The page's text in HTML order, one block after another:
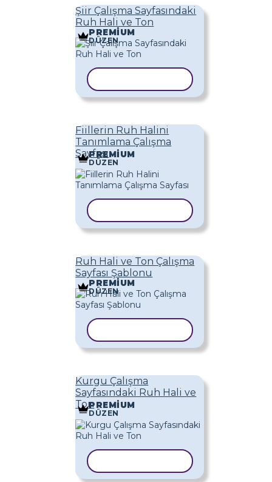
Şiir Çalışma Sayfasındaki
Ruh Hali ve Ton
PREMIUM
DÜZEN
Fiillerin Ruh Halini
Tanımlama Çalışma
Sayfası
PREMIUM
DÜZEN
Ruh Hali ve Ton Çalışma
Sayfası Şablonu
PREMIUM
DÜZEN
Kurgu Çalışma
Sayfasındaki Ruh Hali ve
TonPREMIUM
DÜZEN